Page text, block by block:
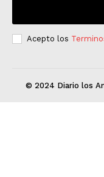
Acepto los
© 2024 Diario los